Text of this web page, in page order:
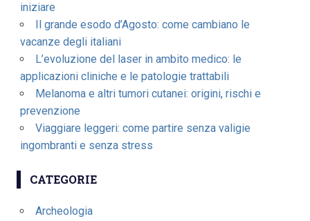
iniziare
Il grande esodo d’Agosto: come cambiano le
vacanze degli italiani
L’evoluzione del laser in ambito medico: le
applicazioni cliniche e le patologie trattabili
Melanoma e altri tumori cutanei: origini, rischi e
prevenzione
Viaggiare leggeri: come partire senza valigie
ingombranti e senza stress
CATEGORIE
Archeologia